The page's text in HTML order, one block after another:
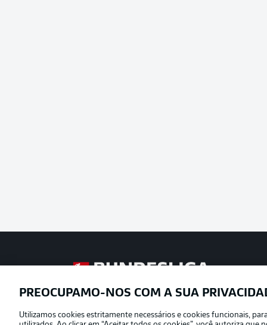
Football as it’s meant to be
Oferecido por
PREOCUPAMO-NOS COM A SUA
Utilizamos cookies estritamente necessários e cookies funcionais,